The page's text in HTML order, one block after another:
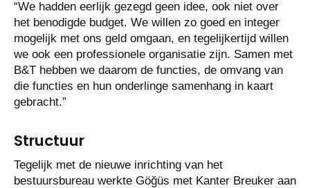
“We hadden eerlijk gezegd geen idee, ook niet over
het benodigde budget. We willen zo goed en integer
mogelijk met ons geld omgaan, en tegelijkertijd willen
we ook een professionele organisatie zijn. Samen met
B&T hebben we daarom de functies, de omvang van
die functies en hun onderlinge samenhang in kaart
gebracht.”
Structuur
Tegelijk met de nieuwe inrichting van het
bestuursbureau werkte Göğüs met Kanter Breuker aan